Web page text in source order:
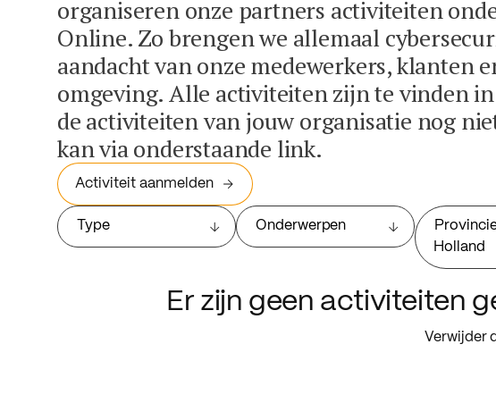
organiseren onze partners activiteiten
Online. Zo brengen we allemaal
aandacht van onze medewerkers, klanten
omgeving. Alle activiteiten zijn te vinden in
de activiteiten van jouw organisatie nog
kan via onderstaande link.
Activiteit aanmelden
Type Onderwerpen
Holland
Er zijn geen activiteiten
Verwijder